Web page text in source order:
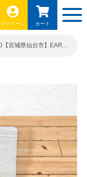
マイページ カート
8月29日(土)10:00〜13:00【宮城県仙台市】EARTH BLUE 仙台勾当台ビル5階シード21 宮城県仙台市青葉区上杉１丁目６－１０